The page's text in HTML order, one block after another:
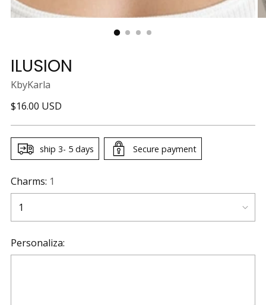
ILUSION
KbyKarla
Regular
$16.00 USD
ship 3- 5 days Secure payment
Charms: 1
Personaliza: